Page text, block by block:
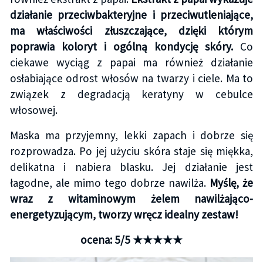
działanie przeciwbakteryjne i przeciwutleniające,
ma właściwości złuszczające, dzięki którym
poprawia koloryt i ogólną kondycję skóry. Co
ciekawe wyciąg z papai ma również działanie
osłabiające odrost włosów na twarzy i ciele. Ma to
związek z degradacją keratyny w cebulce
włosowej.
Maska ma przyjemny, lekki zapach i dobrze się
rozprowadza. Po jej użyciu skóra staje się miękka,
delikatna i nabiera blasku. Jej działanie jest
łagodne, ale mimo tego dobrze nawilża. Myślę, że
wraz z witaminowym żelem nawilżająco-
energetyzującym, tworzy wręcz idealny zestaw!
ocena: 5/5 ★★★★★